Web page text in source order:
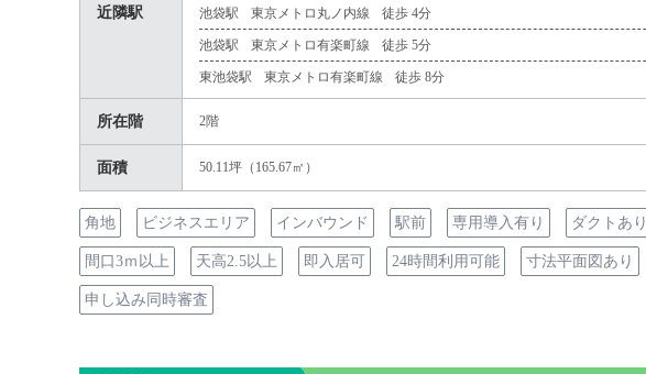
近隣駅 池袋駅 東京メトロ丸ノ内線 徒歩 4分
池袋駅 東京メトロ有楽町線 徒歩 5分
東池袋駅 東京メトロ有楽町線 徒歩 8分
所在階 2階
面積 50.11坪（165.67㎡）
角地 ビジネスエリア インバウンド 駅前 専用導入有り ダクトあり
間口3ｍ以上 天高2.5以上 即入居可 24時間利用可能 寸法平面図あり
申し込み同時審査